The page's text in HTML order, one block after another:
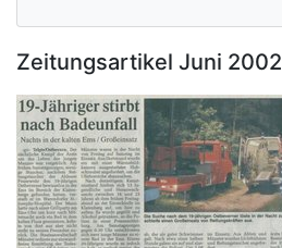
Zeitungsartikel Juni 2002